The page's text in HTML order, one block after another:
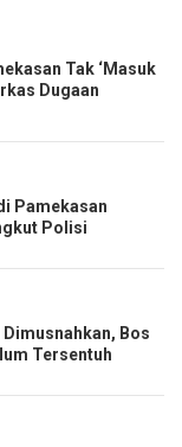
Tak ‘Masuk
Dugaan
Pamekasan
Polisi
Bos
Tersentuh